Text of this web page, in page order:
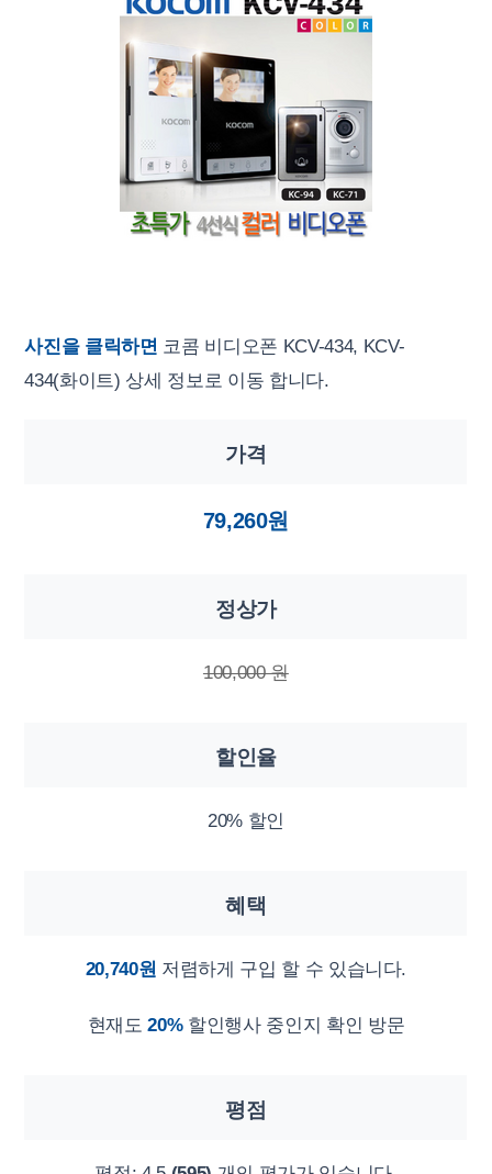
사진을 클릭하면 코콤 비디오폰 KCV-434, KCV-
434(화이트) 상세 정보로 이동 합니다.
가격
79,260원
정상가
100,000 원
할인율
20% 할인
혜택
20,740원 저렴하게 구입 할 수 있습니다.
현재도20%할인행사 중인지 확인 방문
평점